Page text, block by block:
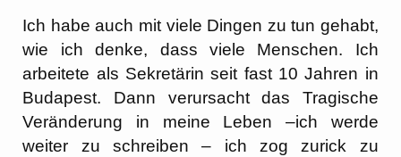
Ich habe auch mit viele Dingen zu tun gehabt,
wie ich denke, dass viele Menschen. Ich
arbeitete als Sekretärin seit fast 10 Jahren in
Budapest. Dann verursacht das Tragische
Veränderung in meine Leben –ich werde
weiter zu schreiben – ich zog zurick zu